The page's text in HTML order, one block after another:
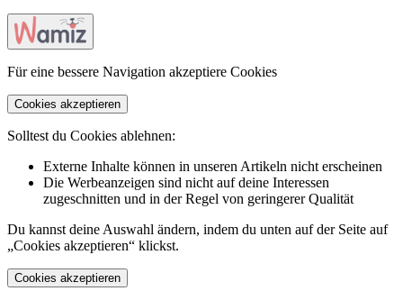
Für eine bessere Navigation akzeptiere Cookies
Cookies akzeptieren
Solltest du Cookies ablehnen:
Externe Inhalte können in unseren Artikeln nicht erscheinen
Die Werbeanzeigen sind nicht auf deine Interessen
zugeschnitten und in der Regel von geringerer Qualität
Du kannst deine Auswahl ändern, indem du unten auf der Seite auf
„Cookies akzeptieren“ klickst.
Cookies akzeptieren